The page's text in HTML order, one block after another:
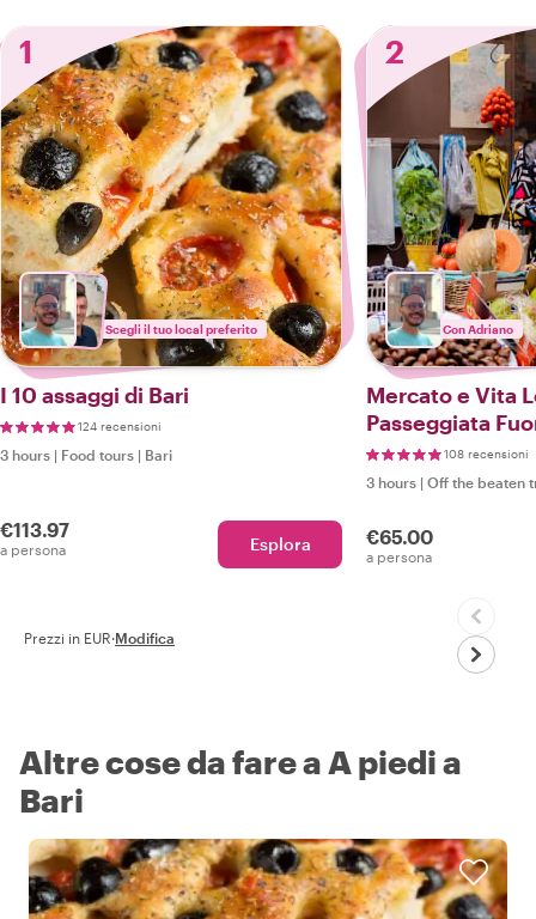
1
Scegli il tuo local preferito
I 10 assaggi di Bari
124 recensioni
3 hours | Food tours | Bari
€113.97
a persona Esplora
2
Con Adriano
Mercato e Vita
Passeggiata
Battuti a Bari
108 recensioni
3 hours | Off the beaten
€65.00
a persona
Prezzi in EUR·Modifica
Altre cose da fare a A piedi a
Bari